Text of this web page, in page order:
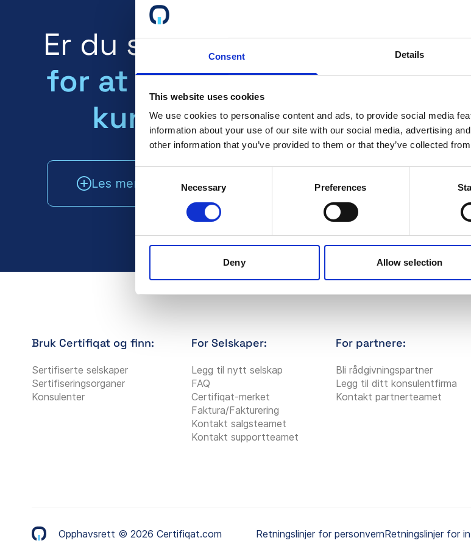
Consent Details
This website uses cookies
We use cookies to personalise content and ads, to provide social media
information about your use of our site with our social media, advertising
other information that you’ve provided to them or that they’ve collected
Selection
Necessary Preferences
Deny Allow selection
Er du sertifisert?Sørg
for at dine fremtidige
kunder vet det!
Les mer Snakk med salgsavdelingen
Bruk Certifiqat og finn:
Sertifiserte selskaper
Sertifiseringsorganer
Konsulenter
For Selskaper:
Legg til nytt selskap
FAQ
Certifiqat-merket
Faktura/Fakturering
Kontakt salgsteamet
Kontakt supportteamet
For partnere:
Bli rådgivningspartner
Legg til ditt konsulentfirma
Kontakt partnerteamet
Opphavsrett © 2026 Certifiqat.com Retningslinjer for personvernRetningslinjer for